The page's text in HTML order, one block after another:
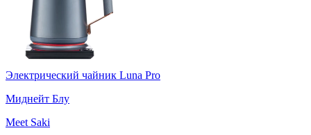
Электрический чайник Luna Pro
Миднейт Блу
Meet Saki